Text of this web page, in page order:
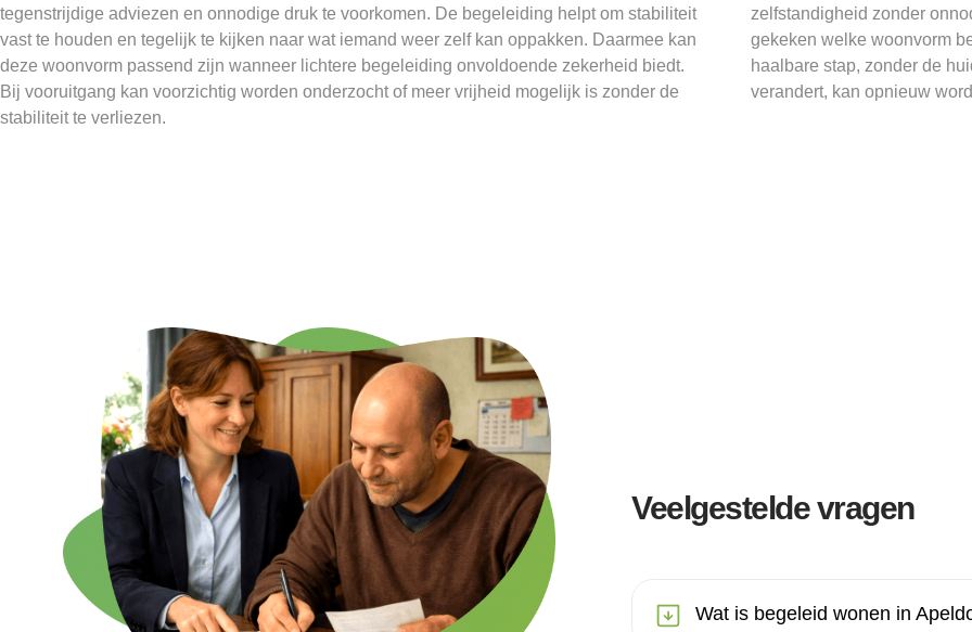
tegenstrijdige adviezen en onnodige druk te voorkomen. De begeleiding helpt om stabiliteit
vast te houden en tegelijk te kijken naar wat iemand weer zelf kan oppakken. Daarmee kan
deze woonvorm passend zijn wanneer lichtere begeleiding onvoldoende zekerheid biedt.
Bij vooruitgang kan voorzichtig worden onderzocht of meer vrijheid mogelijk is zonder de
stabiliteit te verliezen.
zelfstandigheid zonder
gekeken welke woonvorm
haalbare stap, zonder de
verandert, kan opnieuw
Veelgestelde vragen
Wat is begeleid wonen in